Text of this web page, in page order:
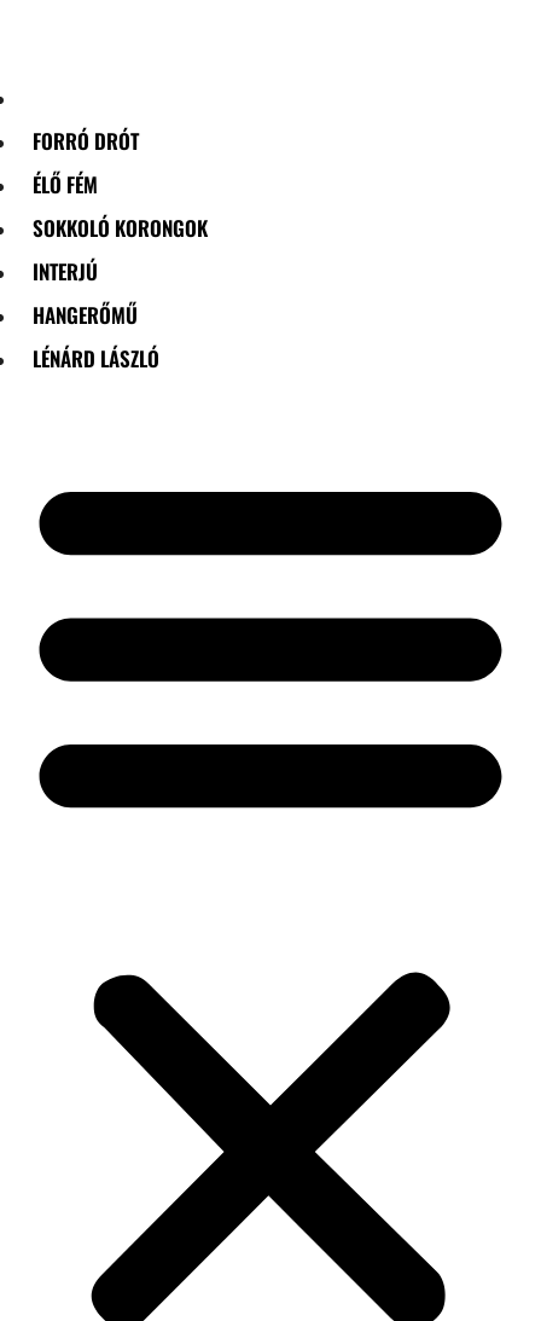
FORRÓ DRÓT
ÉLŐ FÉM
SOKKOLÓ KORONGOK
INTERJÚ
HANGERŐMŰ
LÉNÁRD LÁSZLÓ